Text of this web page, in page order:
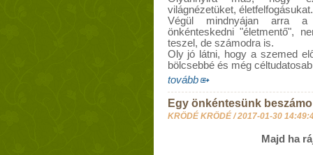
világnézetüket, életfelfogásukat.
Végül mindnyájan arra a
önkénteskedni "életmentő",
teszel, de számodra is.
Oly jó látni, hogy a szemed
bölcsebbé és még
tovább
Egy önkéntesünk
KRÖDÉ KRÖDÉ /2017-01-30
Majd ha